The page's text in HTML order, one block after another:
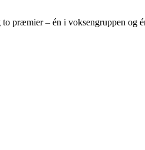
to præmier – én i voksengruppen